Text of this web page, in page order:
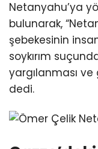
Netanyahu’ya
bulunarak,
şebekesinin
soykırım
yargılanması ve
dedi.